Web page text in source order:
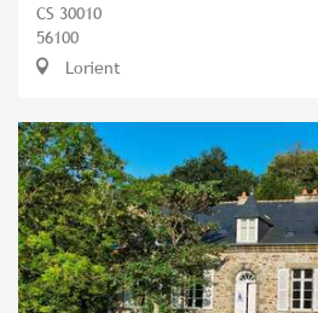
CS 30010
56100
Lorient